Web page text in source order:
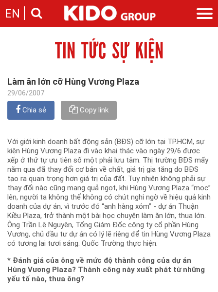
EN
Câu chuyện KIDO
Cam kết của KIDO
Nhà sáng lập
Ngành bánh
Tin tức
Tin tức & sự kiện
Thông cáo báo chí của tập đoàn
Nhà đầu tư
Thông điệp
Thông tin cổ phần
Các công ty thành viên
Liên hệ
Liên hệ
Giới thiệu
Nhu cầu tuyển dụng
TIN TỨC SỰ KIỆN
Làm ăn lớn cỡ Hùng Vương Plaza
29/06/2007
Chia sẻ Copy link
Với giới kinh doanh bất động sản (BĐS) cỡ lớn tại TP.HCM, sự
kiện Hùng Vương Plaza đi vào khai thác vào ngày 29/6 được
xếp ở thứ tự ưu tiên số một phải lưu tâm. Thị trường BĐS mấy
năm qua đã thay đổi cơ bản về chất, giá trị gia tăng do BĐS
tạo ra quan trọng hơn giá trị của đất. Tuy nhiên không phải sự
thay đổi nào cũng mang quả ngọt, khi Hùng Vương Plaza “mọc”
lên, người ta không thể không có chút nghi ngờ về hiệu quả kinh
doanh của dự án, vì trước đó “anh hàng xóm” - dự án Thuận
Kiều Plaza, trở thành một bài học chuyện làm ăn lớn, thua lớn.
Ông Trần Lệ Nguyên, Tổng Giám Đốc công ty cổ phần Hùng
Vương, chủ đầu tư dự án có lý lẽ riêng để tin Hùng Vương Plaza
có tương lai tươi sáng. Quốc Trường thực hiện.
* Đánh giá của ông về mức độ thành công của dự án
Hùng Vương Plaza? Thành công này xuất phát từ những
yếu tố nào, thưa ông?